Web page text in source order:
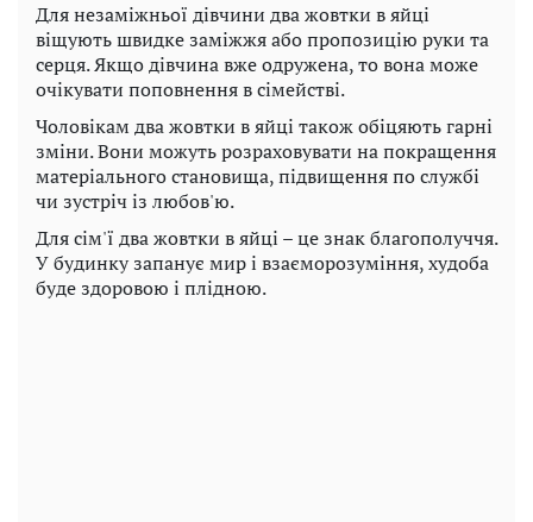
Для незаміжньої дівчини два жовтки в яйці
віщують швидке заміжжя або пропозицію руки та
серця. Якщо дівчина вже одружена, то вона може
очікувати поповнення в сімействі.
Чоловікам два жовтки в яйці також обіцяють гарні
зміни. Вони можуть розраховувати на покращення
матеріального становища, підвищення по службі
чи зустріч із любов'ю.
Для сім'ї два жовтки в яйці – це знак благополуччя.
У будинку запанує мир і взаєморозуміння, худоба
буде здоровою і плідною.